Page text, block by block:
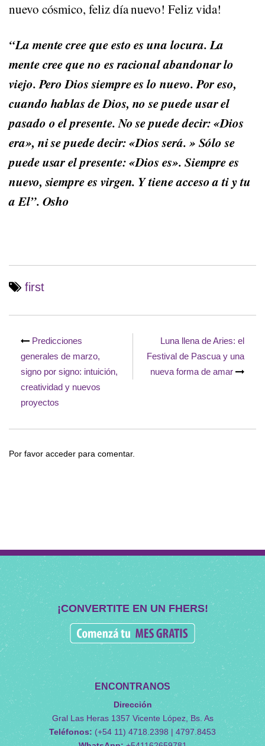
nuevo cósmico, feliz día nuevo! Feliz vida!
“La mente cree que esto es una locura. La
mente cree que no es racional abandonar lo
viejo. Pero Dios siempre es lo nuevo. Por eso,
cuando hablas de Dios, no se puede usar el
pasado o el presente. No se puede decir: «Dios
era», ni se puede decir: «Dios será. » Sólo se
puede usar el presente: «Dios es». Siempre es
nuevo, siempre es virgen. Y tiene acceso a ti y tu
a El”. Osho
first
de
entradas
Predicciones
generales de marzo,
signo por signo: intuición,
creatividad y nuevos
proyectos
Luna llena de Aries: el
Festival de Pascua y una
nueva forma de amar
Por favor acceder para comentar.
¡CONVERTITE EN UN FHERS!
ENCONTRANOS
Dirección
Gral Las Heras 1357 Vicente López, Bs. As
Teléfonos: (+54 11) 4718.2398 | 4797.8453